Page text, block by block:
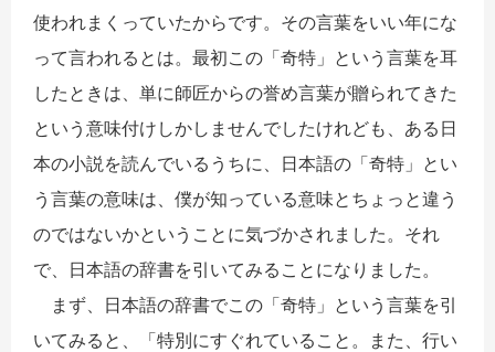
使われまくっていたからです。その言葉をいい年にな
って言われるとは。最初この「奇特」という言葉を耳
したときは、単に師匠からの誉め言葉が贈られてきた
という意味付けしかしませんでしたけれども、ある日
本の小説を読んでいるうちに、日本語の「奇特」とい
う言葉の意味は、僕が知っている意味とちょっと違う
のではないかということに気づかされました。それ
で、日本語の辞書を引いてみることになりました。
まず、日本語の辞書でこの「奇特」という言葉を引
いてみると、「特別にすぐれていること。また、行い